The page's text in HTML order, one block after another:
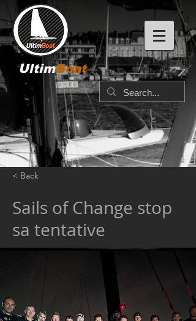
UltimBoat
< Back
Sails of Change stop
sa tentative